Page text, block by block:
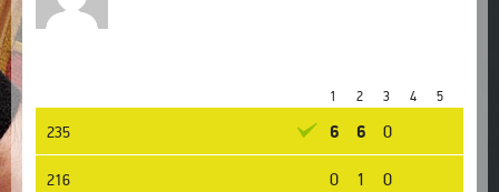
1 2 3 4 5
235 6 6 0
216 0 1 0